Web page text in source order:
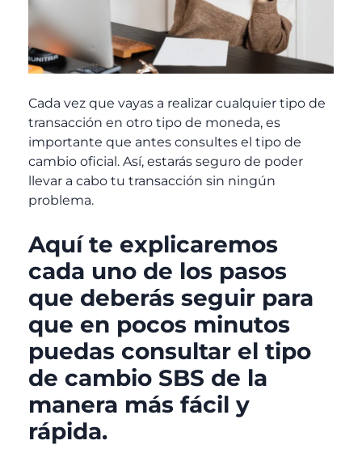
Cada vez que vayas a realizar cualquier tipo de
transacción en otro tipo de moneda, es
importante que antes consultes el tipo de
cambio oficial. Así, estarás seguro de poder
llevar a cabo tu transacción sin ningún
problema.
Aquí te explicaremos
cada uno de los pasos
que deberás seguir para
que en pocos minutos
puedas consultar el tipo
de cambio SBS de la
manera más fácil y
rápida.